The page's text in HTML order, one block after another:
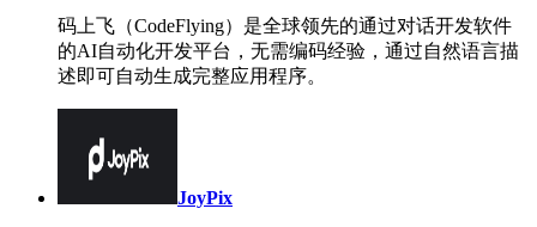
码上飞（CodeFlying）是全球领先的通过对话开发软件
的AI自动化开发平台，无需编码经验，通过自然语言描
述即可自动生成完整应用程序。
JoyPix